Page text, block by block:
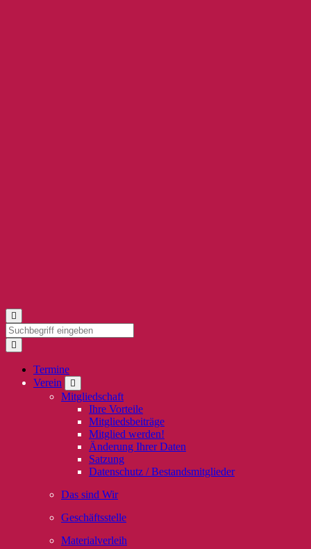
Termine
Verein
Mitgliedschaft
Ihre Vorteile
Mitgliedsbeiträge
Mitglied werden!
Änderung Ihrer Daten
Satzung
Datenschutz / Bestandsmitglieder
Das sind Wir
Geschäftsstelle
Materialverleih